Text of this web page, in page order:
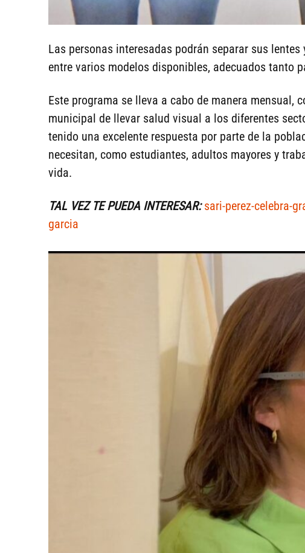
Las personas interesadas podrán separar sus
entre varios modelos disponibles, adecuados tanto
Este programa se lleva a cabo de manera mensual,
municipal de llevar salud visual a los diferentes
tenido una excelente respuesta por parte de la
necesitan, como estudiantes, adultos mayores y
vida.
TAL VEZ TE PUEDA INTERESAR: sari-perez-celebra-
garcia